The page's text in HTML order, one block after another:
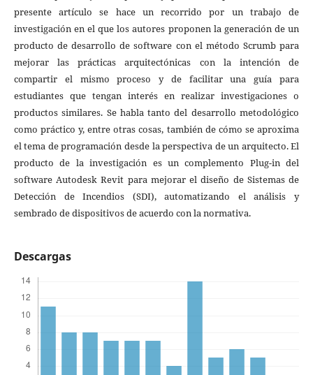
presente artículo se hace un recorrido por un trabajo de
investigación en el que los autores proponen la generación de un
producto de desarrollo de software con el método Scrumb para
mejorar las prácticas arquitectónicas con la intención de
compartir el mismo proceso y de facilitar una guía para
estudiantes que tengan interés en realizar investigaciones o
productos similares. Se habla tanto del desarrollo metodológico
como práctico y, entre otras cosas, también de cómo se aproxima
el tema de programación desde la perspectiva de un arquitecto. El
producto de la investigación es un complemento Plug-in del
software Autodesk Revit para mejorar el diseño de Sistemas de
Detección de Incendios (SDI), automatizando el análisis y
sembrado de dispositivos de acuerdo con la normativa.
Descargas